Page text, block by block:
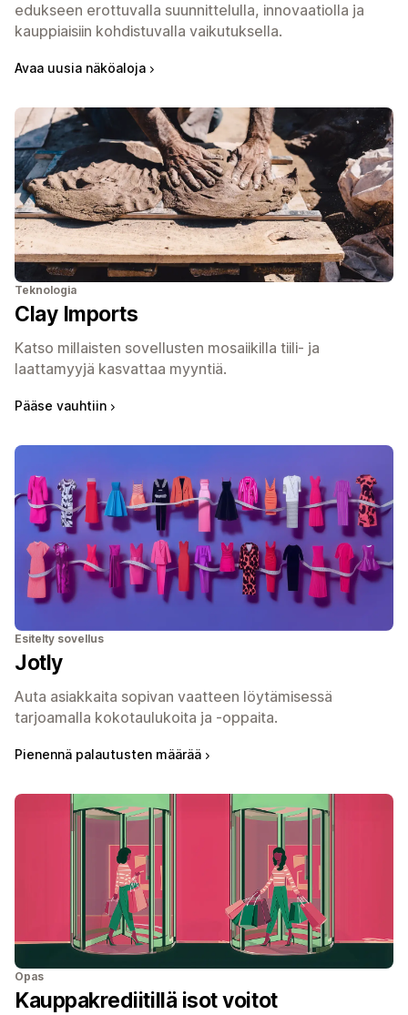
edukseen erottuvalla suunnittelulla, innovaatiolla ja
kauppiaisiin kohdistuvalla vaikutuksella.
Avaa uusia näkö­aloja
Teknologia
Clay Imports
Katso millaisten sovellusten mosaiikilla tiili- ja
laattamyyjä kasvattaa myyntiä.
Pääse vauhtiin
Esitelty sovellus
Jotly
Auta asiakkaita sopivan vaatteen löytämisessä
tarjoamalla kokotaulukoita ja ‑oppaita.
Pienennä palautusten määrää
Opas
Kauppakrediitillä isot voitot